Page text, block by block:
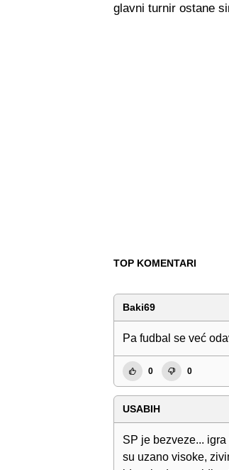
glavni turnir ostane
TOP KOMENTARI
Baki69
Pa fudbal se već
0 0
USABIH
SP je bezveze...
su uzano visoke,